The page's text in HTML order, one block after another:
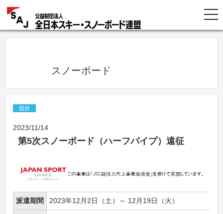
            スノーボード
競技
2023/11/14
第5次スノーボード（ハーフパイプ）遠征
派遣期間 2023年12月2日（土）～ 12月19日（火）